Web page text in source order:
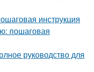
инструкция
пошаговая
руководство для